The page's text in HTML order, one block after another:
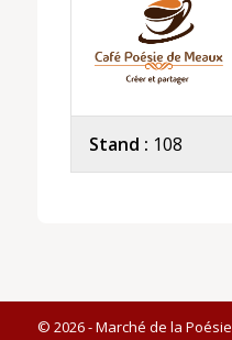
Stand : 108
© 2026 - Marché de la Poésie